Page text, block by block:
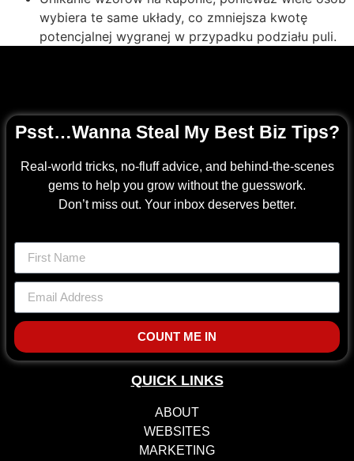
wybiera te same układy, co zmniejsza kwotę
potencjalnej wygranej w przypadku podziału puli.
Psst…Wanna Steal My Best Biz Tips?
Real-world tricks, no-fluff advice, and behind-the-scenes
gems to help you grow without the guesswork.
Don’t miss out. Your inbox deserves better.
COUNT ME IN
QUICK LINKS
ABOUT
WEBSITES
MARKETING